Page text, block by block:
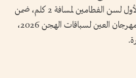
لمنافسات سباق التمهيدي الأول لسن الفطامين لمسافة 2 كلم، ضمن
فعاليات النسخة الثانية من مهرجان العين لسباقات الهجن 2026،